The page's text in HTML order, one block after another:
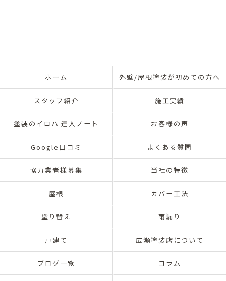
ホーム 外壁/屋根塗装が初めての方へ
スタッフ紹介 施工実績
塗装のイロハ 達人ノート お客様の声
Google口コミ よくある質問
協力業者様募集 当社の特徴
屋根 カバー工法
塗り替え 雨漏り
戸建て 広瀬塗装店について
ブログ一覧 コラム